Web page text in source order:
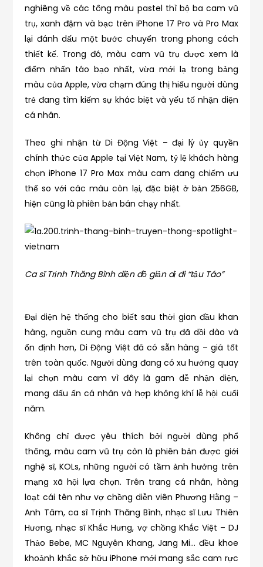
nghiêng về các tông màu pastel thì bộ ba cam vũ
trụ, xanh đậm và bạc trên iPhone 17 Pro và Pro Max
lại đánh dấu một bước chuyển trong phong cách
thiết kế. Trong đó, màu cam vũ trụ được xem là
điểm nhấn táo bạo nhất, vừa mới lạ trong bảng
màu của Apple, vừa chạm đúng thị hiếu người dùng
trẻ đang tìm kiếm sự khác biệt và yếu tố nhận diện
cá nhân.
Theo ghi nhận từ Di Động Việt – đại lý ủy quyền
chính thức của Apple tại Việt Nam, tỷ lệ khách hàng
chọn iPhone 17 Pro Max màu cam đang chiếm ưu
thế so với các màu còn lại, đặc biệt ở bản 256GB,
hiện cũng là phiên bản bán chạy nhất.
Ca sĩ Trịnh Thăng Bình diện đồ giản dị đi “tậu Táo”
Đại diện hệ thống cho biết sau thời gian đầu khan
hàng, nguồn cung màu cam vũ trụ đã dồi dào và
ổn định hơn, Di Động Việt đã có sẵn hàng – giá tốt
trên toàn quốc. Người dùng đang có xu hướng quay
lại chọn màu cam vì đây là gam dễ nhận diện,
mang dấu ấn cá nhân và hợp không khí lễ hội cuối
năm.
Không chỉ được yêu thích bởi người dùng phổ
thông, màu cam vũ trụ còn là phiên bản được giới
nghệ sĩ, KOLs, những người có tầm ảnh hưởng trên
mạng xã hội lựa chọn. Trên trang cá nhân, hàng
loạt cái tên như vợ chồng diễn viên Phương Hằng –
Anh Tâm, ca sĩ Trịnh Thăng Bình, nhạc sĩ Lưu Thiên
Hương, nhạc sĩ Khắc Hưng, vợ chồng Khắc Việt – DJ
Thảo Bebe, MC Nguyên Khang, Jang Mi… đều khoe
khoảnh khắc sở hữu iPhone mới mang sắc cam rực